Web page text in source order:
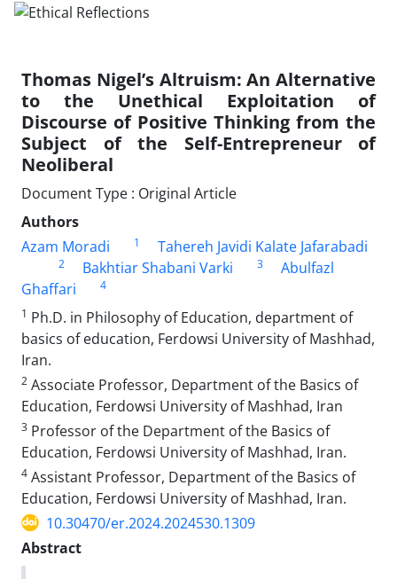
Thomas Nigel’s Altruism: An Alternative
to the Unethical Exploitation of
Discourse of Positive Thinking from the
Subject of the Self-Entrepreneur of
Neoliberal
Document Type : Original Article
Authors
Azam Moradi
1 Tahereh Javidi Kalate Jafarabadi
2 Bakhtiar Shabani Varki 3
Abulfazl
Ghaffari
4
1 Ph.D. in Philosophy of Education, department of
basics of education, Ferdowsi University of Mashhad,
Iran.
2 Associate Professor, Department of the Basics of
Education, Ferdowsi University of Mashhad, Iran
3 Professor of the Department of the Basics of
Education, Ferdowsi University of Mashhad, Iran.
4 Assistant Professor, Department of the Basics of
Education, Ferdowsi University of Mashhad, Iran.
10.30470/er.2024.2024530.1309
Abstract